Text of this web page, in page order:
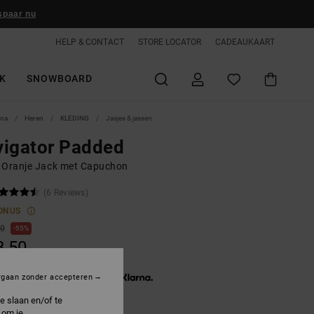
nu
HELP & CONTACT STORE LOCATOR CADEAUKAART
SNOWBOARD
Heren KLEDING Jasjes & jassen
Padded
Oranje Jack met Capuchon
(6 Reviews)
55%
3 x € 19,50, zonder rente met
slaan en/of te
zonder accepteren